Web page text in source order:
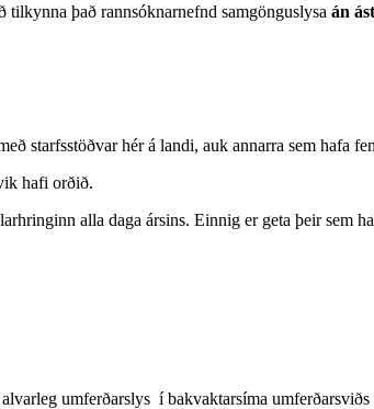
það rannsóknarnefnd samgönguslysa án
starfsstöðvar hér á landi, auk annarra sem hafa
hafi orðið.
alla daga ársins. Einnig er geta þeir sem
umferðarslys í bakvaktarsíma umferðarsviðs